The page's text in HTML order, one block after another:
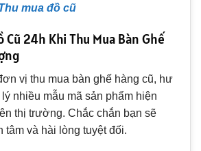
mua đồ cũ
Cũ 24h Khi Thu Mua Bàn Ghế
vị thu mua bàn ghế hàng cũ, hư
nhiều mẫu mã sản phẩm hiện
thị trường. Chắc chắn bạn sẽ
và hài lòng tuyệt đối.